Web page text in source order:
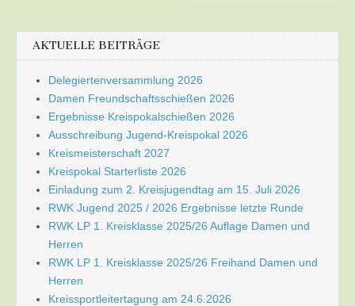
AKTUELLE BEITRÄGE
Delegiertenversammlung 2026
Damen Freundschaftsschießen 2026
Ergebnisse Kreispokalschießen 2026
Ausschreibung Jugend-Kreispokal 2026
Kreismeisterschaft 2027
Kreispokal Starterliste 2026
Einladung zum 2. Kreisjugendtag am 15. Juli 2026
RWK Jugend 2025 / 2026 Ergebnisse letzte Runde
RWK LP 1. Kreisklasse 2025/26 Auflage Damen und
Herren
RWK LP 1. Kreisklasse 2025/26 Freihand Damen und
Herren
Kreissportleitertagung am 24.6.2026